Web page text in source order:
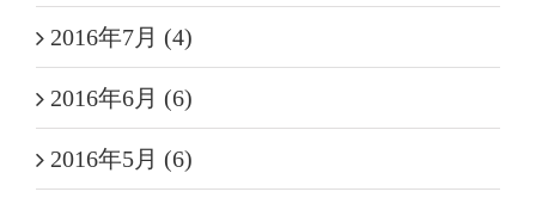
2016年7月 (4)
2016年6月 (6)
2016年5月 (6)